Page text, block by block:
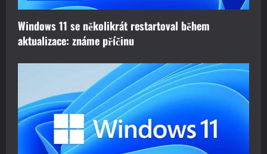
n
Windows 11 se několikrát restartoval během
aktualizace: známe příčinu